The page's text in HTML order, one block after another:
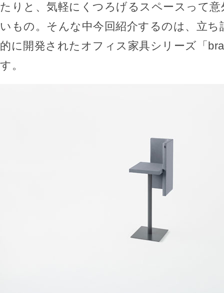
たりと、気軽にくつろげるスペースって
いもの。そんな中今回紹介するのは、立ち
的に開発されたオフィス家具シリーズ「
す。